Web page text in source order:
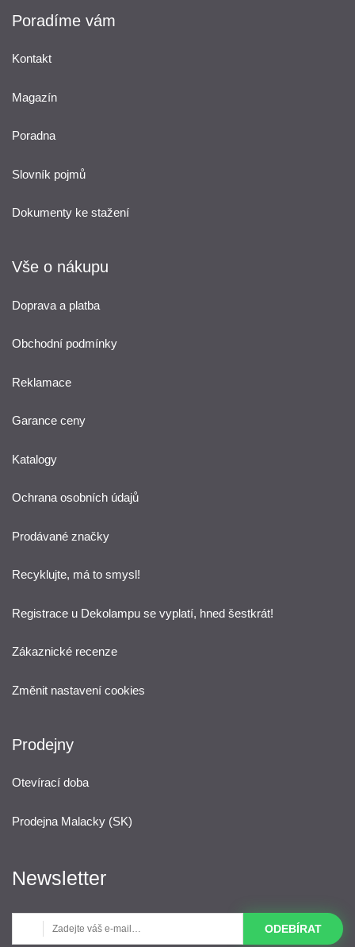
Poradíme vám
Kontakt
Magazín
Poradna
Slovník pojmů
Dokumenty ke stažení
Vše o nákupu
Doprava a platba
Obchodní podmínky
Reklamace
Garance ceny
Katalogy
Ochrana osobních údajů
Prodávané značky
Recyklujte, má to smysl!
Registrace u Dekolampu se vyplatí, hned šestkrát!
Zákaznické recenze
Změnit nastavení cookies
Prodejny
Otevírací doba
Prodejna Malacky (SK)
Newsletter
ODEBÍRAT